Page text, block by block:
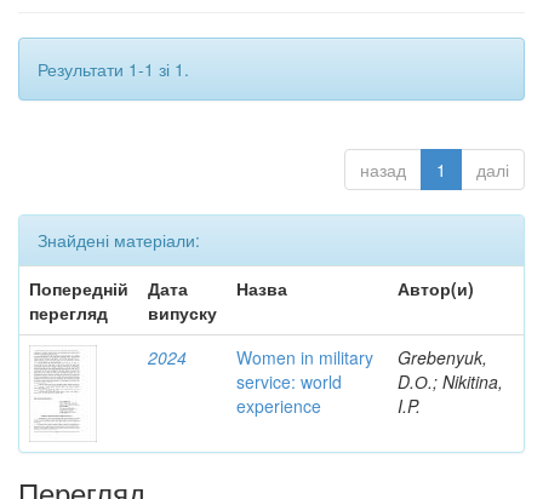
Результати 1-1 зі 1.
назад 1 далі
Знайдені матеріали:
Попередній
перегляд
Дата
випуску
Назва Автор(и)
2024
Women in military
service: world
experience
Grebenyuk,
D.О.; Nikitina,
I.P.